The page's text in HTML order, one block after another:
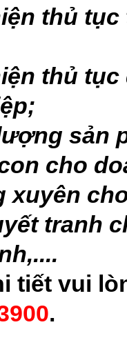
thủ
thủ
sản
cho
xuyên
tranh
tiết vui
.